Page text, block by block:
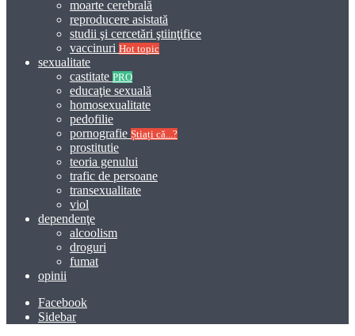
moarte cerebrală
reproducere asistată
studii şi cercetări ştiinţifice
vaccinuri Hot topic
sexualitate
castitate PRO
educaţie sexuală
homosexualitate
pedofilie
pornografie Știați că...?
prostitutie
teoria genului
trafic de persoane
transexualitate
viol
dependenţe
alcoolism
droguri
fumat
opinii
Facebook
Sidebar